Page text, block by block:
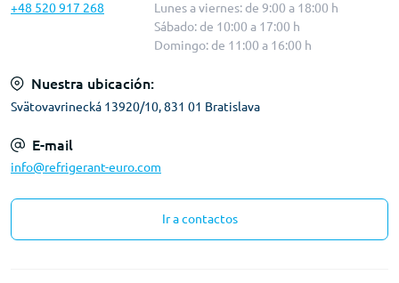
+48 520 917 268
Lunes a viernes: de 9:00 a 18:00 h
Sábado: de 10:00 a 17:00 h
Domingo: de 11:00 a 16:00 h
Nuestra ubicación:
Svätovavrinecká 13920/10, 831 01 Bratislava
E-mail
info@refrigerant-euro.com
Ir a contactos